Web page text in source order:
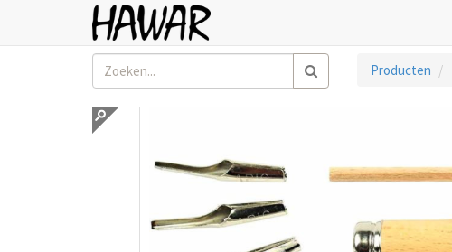
Producten